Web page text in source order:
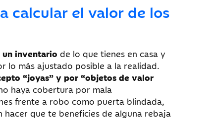
calcular el valor de los
un inventario de lo que tienes en casa y
lo más ajustado posible a la realidad.
“joyas” y por “objetos de valor
haya cobertura por mala
frente a robo como puerta blindada,
que te beneficies de alguna rebaja